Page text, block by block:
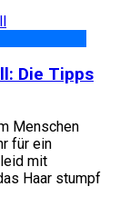
Die Tipps
Menschen
für ein
mit
Haar stumpf